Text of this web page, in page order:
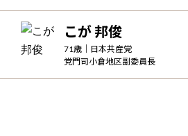
こが 邦俊
71歳｜ 日本共産党
党門司小倉地区副委員長